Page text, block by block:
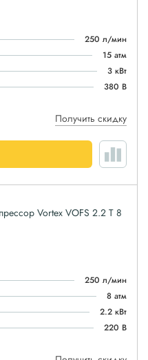
250 л/мин
15 атм
3 кВт
380 В
Получить скидку
Vortex VOFS 2.2 T 8
250 л/мин
8 атм
2.2 кВт
220 В